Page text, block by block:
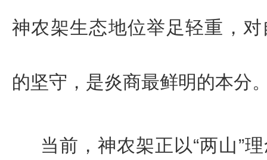
神农架生态地位举足轻重，
的坚守，是炎商最鲜明的本分
当前，神农架正以“两山”